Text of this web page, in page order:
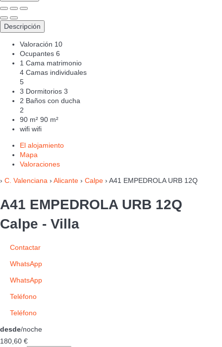
Descripción
Valoración 10
Ocupantes 6
1 Cama matrimonio
4 Camas individuales
5
3 Dormitorios 3
2 Baños con ducha
2
90 m² 90 m²
wifi wifi
El alojamiento
Mapa
Valoraciones
› C. Valenciana › Alicante › Calpe › A41 EMPEDROLA URB 12Q
A41 EMPEDROLA URB 12Q
Calpe - Villa
Contactar
WhatsApp
WhatsApp
Teléfono
Teléfono
desde/noche
180, 60 €